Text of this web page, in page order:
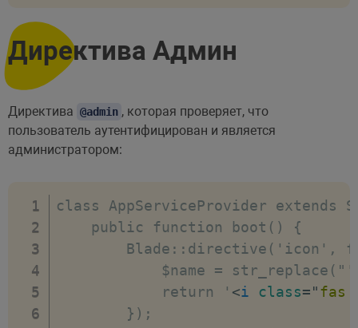
Директива Админ
Директива @admin , которая проверяет, что
пользователь аутентифицирован и является
администратором:
class AppServiceProvider extends
    public function boot() {
Blade::directive('icon',
$name =
            return '
<i class="fas
        });